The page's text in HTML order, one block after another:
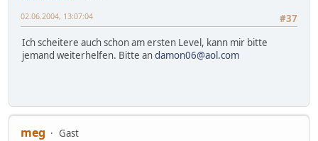
#37
02.06.2004, 13:07:04
Ich scheitere auch schon am ersten Level, kann mir bitte
jemand weiterhelfen. Bitte andamon06@aol.com
meg
Gast